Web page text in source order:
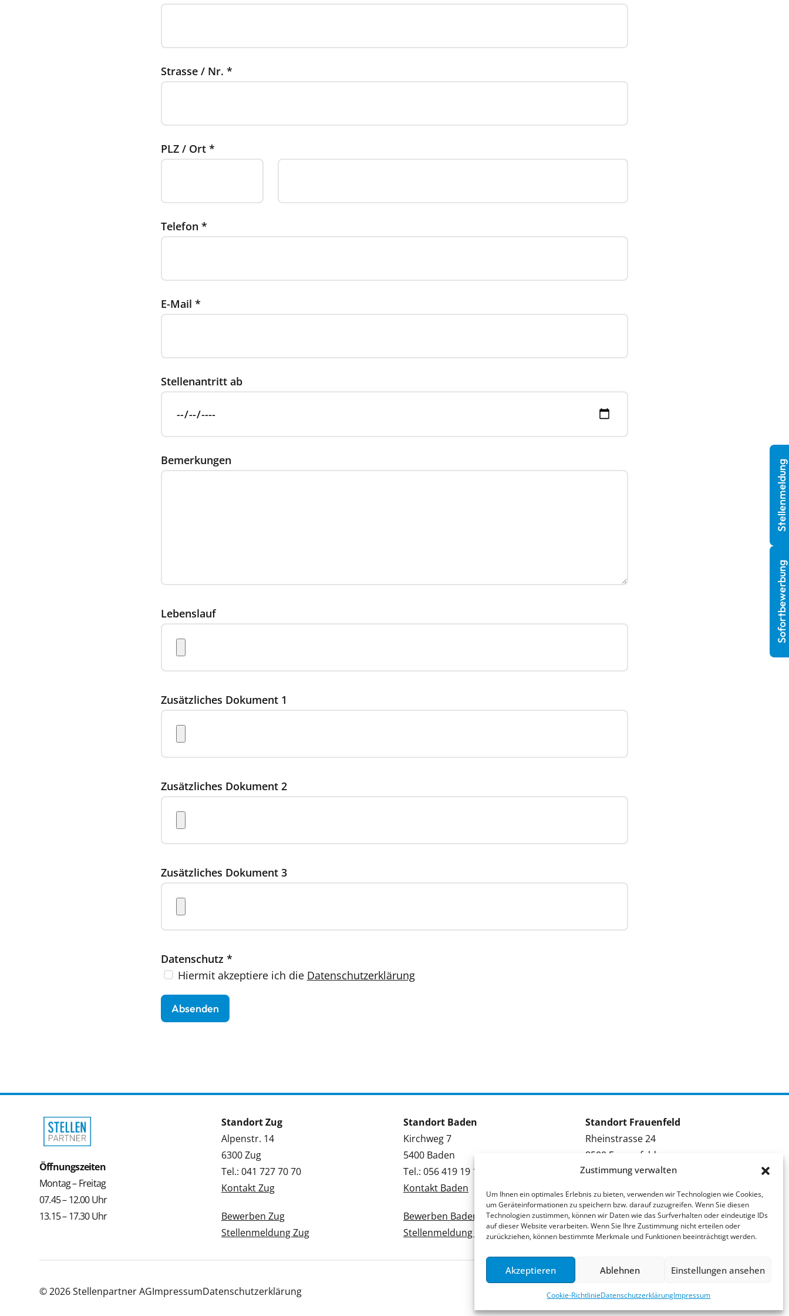
Zustimmung verwalten
Um Ihnen ein optimales Erlebnis zu bieten, verwenden wir Technologien wie Cookies,
um Geräteinformationen zu speichern bzw. darauf zuzugreifen. Wenn Sie diesen
Technologien zustimmen, können wir Daten wie das Surfverhalten oder eindeutige IDs
auf dieser Website verarbeiten. Wenn Sie Ihre Zustimmung nicht erteilen oder
zurückziehen, können bestimmte Merkmale und Funktionen beeinträchtigt werden.
Akzeptieren Ablehnen Einstellungen ansehen
Cookie-RichtlinieDatenschutzerklärungImpressum
Strasse / Nr. *
PLZ / Ort *
Telefon *
E-Mail *
Stellenantritt ab
Bemerkungen
Lebenslauf
Zusätzliches Dokument 1
Zusätzliches Dokument 2
Zusätzliches Dokument 3
Datenschutz *
Hiermit akzeptiere ich die Datenschutzerklärung
Öffnungszeiten
Montag – Freitag
07.45 – 12.00 Uhr
13.15 – 17.30 Uhr
Standort Zug
Alpenstr. 14
6300 Zug
Tel.: 041 727 70 70
Kontakt Zug
Bewerben Zug
Stellenmeldung Zug
Standort Baden
Kirchweg 7
5400 Baden
Tel.: 056 419 19 19
Kontakt Baden
Bewerben Baden
Stellenmeldung Baden
Standort Frauenfeld
Rheinstrasse 24
8500 Frauenfeld
Tel.: 052 224 09 09
Bewerben Frauenfeld
Stellenmeldung Frauenfeld
© 2026 Stellenpartner AGImpressumDatenschutzerklärung
Sofortbewerbung
Stellenmeldung